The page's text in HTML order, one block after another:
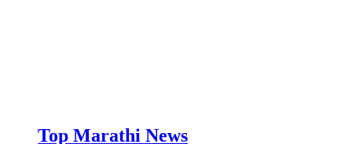
Top Marathi News